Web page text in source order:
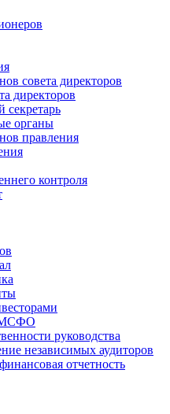
совета директоров
директоров
секретарь
органы
правления
контроля
МСФО
руководства
независимых аудиторов
отчетность